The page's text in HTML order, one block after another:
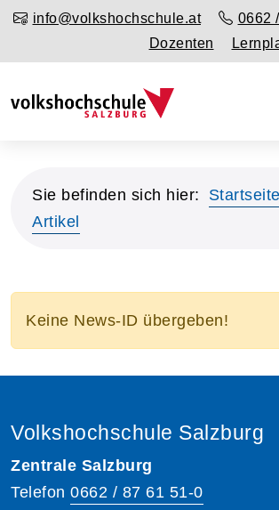
info@volkshochschule.at
0662
Dozenten
Sie befinden sich hier: Startseite
Artikel
Keine News-ID übergeben!
Volkshochschule Salzburg
Zentrale Salzburg
Telefon 0662 / 87 61 51-0